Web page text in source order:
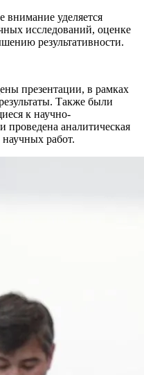
внимание уделяется
исследований, оценке
результативности.
презентации, в рамках
Также были
к научно-
проведена аналитическая
работ.